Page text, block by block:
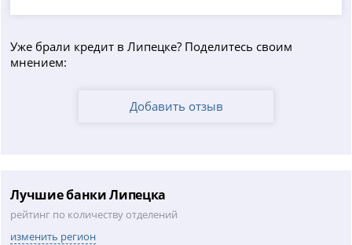
Уже брали кредит в Липецке? Поделитесь своим
мнением:
Добавить отзыв
Лучшие банки Липецка
рейтинг по количеству отделений
изменить регион